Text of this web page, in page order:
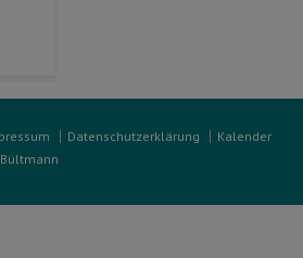
Datenschutzerklärung
Kalender